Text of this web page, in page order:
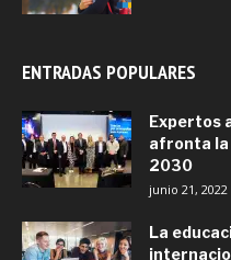
ENTRADAS POPULARES
Expertos
afronta la
2030
junio 21, 2022
La